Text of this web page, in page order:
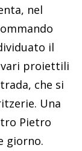
nel
il
proiettili
che si
Una
Pietro
giorno.